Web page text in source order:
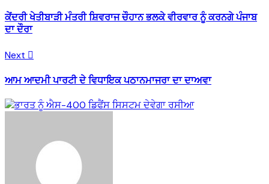
ਕੇਂਦਰੀ ਖੇਤੀਬਾੜੀ ਮੰਤਰੀ ਸ਼ਿਵਰਾਜ ਚੌਹਾਨ ਭਲਕੇ ਵੀਰਵਾਰ ਨੂੰ ਕਰਨਗੇ ਪੰਜਾਬ
ਦਾ ਦੌਰਾ
Next
ਆਮ ਆਦਮੀ ਪਾਰਟੀ ਦੇ ਵਿਧਾਇਕ ਪਠਾਨਮਾਜਰਾ ਦਾ ਦਾਅਵਾ